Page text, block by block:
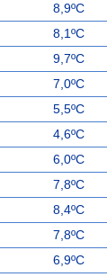
8,9ºC
8,1ºC
9,7ºC
7,0ºC
5,5ºC
4,6ºC
6,0ºC
7,8ºC
8,4ºC
7,8ºC
6,9ºC